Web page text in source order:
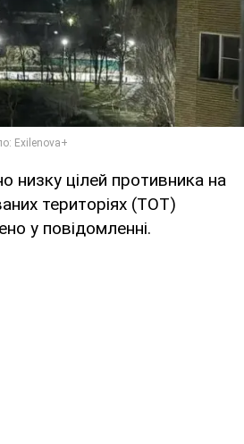
низку цілей противника на
територіях (ТОТ)
у повідомленні.